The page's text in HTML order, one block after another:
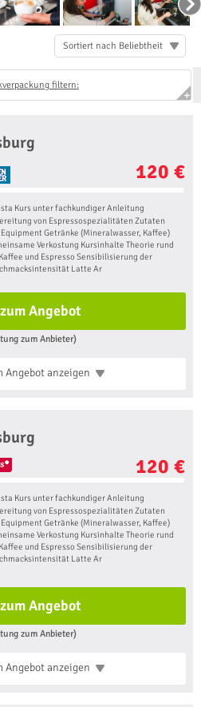
Sortiert nach Beliebtheit
filtern:
120 €
Kurs unter fachkundiger Anleitung
von Espressospezialitäten Zutaten
Equipment Getränke (Mineralwasser, Kaffee)
Verkostung Kursinhalte Theorie rund
und Espresso Sensibilisierung der
Latte Ar
Angebot
zum Anbieter)
Angebotanzeigen
120 €
Kurs unter fachkundiger Anleitung
von Espressospezialitäten Zutaten
Equipment Getränke (Mineralwasser, Kaffee)
Verkostung Kursinhalte Theorie rund
und Espresso Sensibilisierung der
Latte Ar
Angebot
zum Anbieter)
Angebotanzeigen